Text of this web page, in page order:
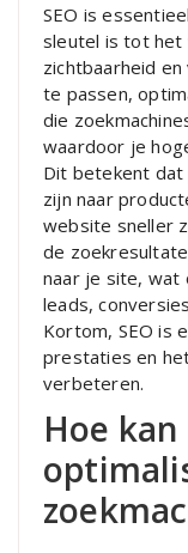
SEO is
sleutel is tot het
zichtbaarheid
te passen,
die
waardoor je
Dit betekent
zijn naar
website sneller
de
naar je site, wat
leads,
Kortom, SEO is
prestaties en
verbeteren.
Hoe